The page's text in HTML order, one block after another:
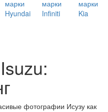
фотографии Исузу как